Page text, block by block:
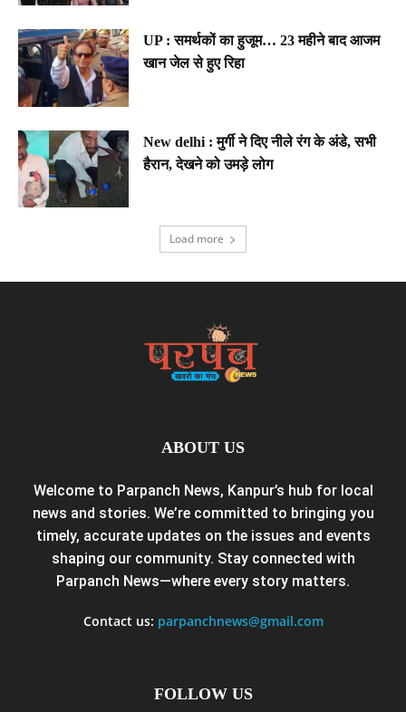
UP : समर्थकों का हुजूम… 23 महीने बाद आजम
खान जेल से हुए रिहा
New delhi : मुर्गी ने दिए नीले रंग के अंडे, सभी
हैरान, देखने को उमड़े लोग
Load more
ABOUT US
Welcome to Parpanch News, Kanpur’s hub for local
news and stories. We’re committed to bringing you
timely, accurate updates on the issues and events
shaping our community. Stay connected with
Parpanch News—where every story matters.
Contact us: parpanchnews@gmail.com
FOLLOW US